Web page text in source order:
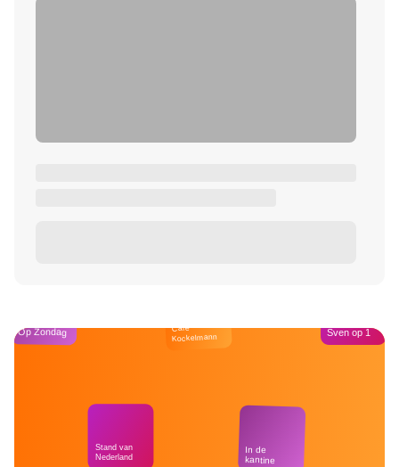
Op Zondag
Stand van
Nederland
Café
Kockelmann
In de
kantine
Sven op 1